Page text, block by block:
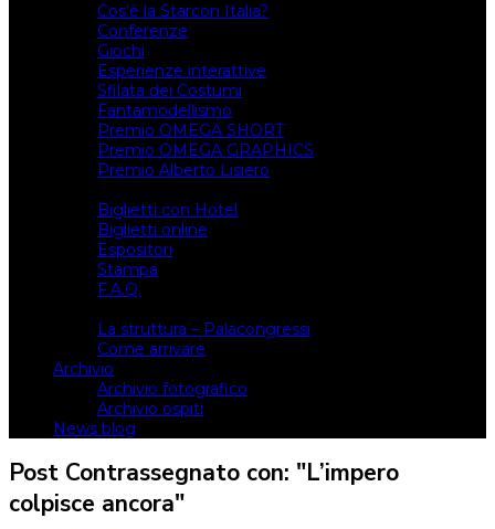
Cos’è la Starcon Italia?
Conferenze
Giochi
Esperienze interattive
Sfilata dei Costumi
Fantamodellismo
Premio OMEGA SHORT
Premio OMEGA GRAPHICS
Premio Alberto Lisiero
Biglietti con Hotel
Biglietti online
Espositori
Stampa
F.A.Q.
La struttura – Palacongressi
Come arrivare
Archivio
Archivio fotografico
Archivio ospiti
News blog
Post Contrassegnato con: "L’impero
colpisce ancora"